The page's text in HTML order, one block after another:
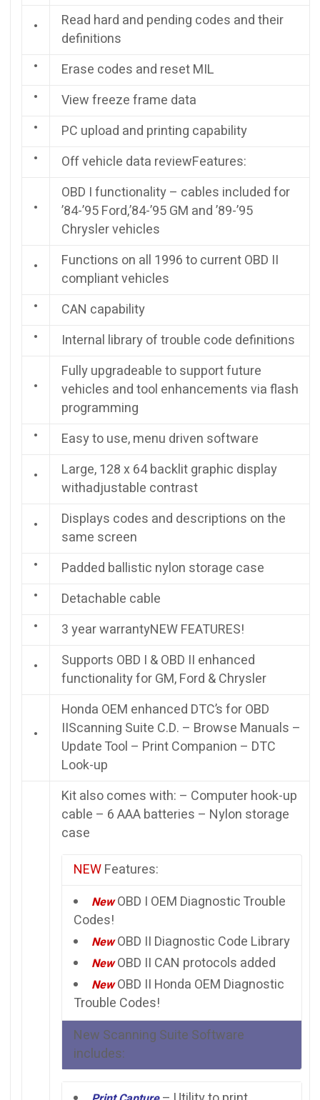
•
Read hard and pending codes and their
definitions
•
Erase codes and reset MIL
•
View freeze frame data
•
PC upload and printing capability
•
Off vehicle data reviewFeatures:
•
OBD I functionality – cables included for
’84-’95 Ford,’84-’95 GM and ’89-’95
Chrysler vehicles
•
Functions on all 1996 to current OBD II
compliant vehicles
•
CAN capability
•
Internal library of trouble code definitions
•
Fully upgradeable to support future
vehicles and tool enhancements via flash
programming
•
Easy to use, menu driven software
•
Large, 128 x 64 backlit graphic display
withadjustable contrast
•
Displays codes and descriptions on the
same screen
•
Padded ballistic nylon storage case
•
Detachable cable
•
3 year warrantyNEW FEATURES!
•
Supports OBD I & OBD II enhanced
functionality for GM, Ford & Chrysler
•
Honda OEM enhanced DTC’s for OBD
IIScanning Suite C.D. – Browse Manuals –
Update Tool – Print Companion – DTC
Look-up
Kit also comes with: – Computer hook-up
cable – 6 AAA batteries – Nylon storage
case
NEWFeatures:
NewOBD I OEM Diagnostic Trouble
Codes!
NewOBD II Diagnostic Code Library
NewOBD II CAN protocols added
NewOBD II Honda OEM Diagnostic
Trouble Codes!
New Scanning Suite Software
includes: